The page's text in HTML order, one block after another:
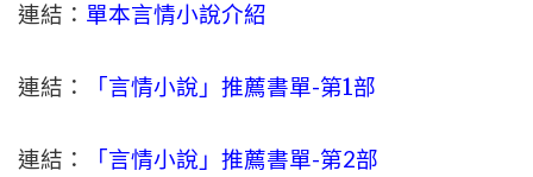
連結： 單本言情小說介紹
連結： 「言情小說」推薦書單-第1部
連結： 「言情小說」推薦書單-第2部